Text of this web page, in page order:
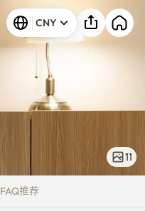
CNY
11
FAQ推荐